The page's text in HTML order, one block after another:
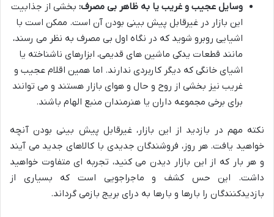
وسایل عجیب و غریب یا به ظاهر بی مصرف: بخشی از جذابیت
این بازار در غیرقابل پیش بینی بودن آن است. ممکن است با
اشیایی روبرو شوید که در نگاه اول بی مصرف به نظر می رسند،
مانند قطعات یدکی ماشین های قدیمی، ابزارهای ناشناخته یا
اشیای خانگی که دیگر کاربردی ندارند. اما همین اقلام عجیب و
غریب نیز بخشی از روح و حال و هوای بازار هستند و می توانند
برای برخی مجموعه داران یا هنرمندان منبع الهام باشند.
نکته مهم در بازدید از این بازار، غیرقابل پیش بینی بودن آنچه
خواهید یافت. هر روز، فروشندگان جدیدی با کالاهای جدید می آیند
و هر بار که از این بازار دیدن می کنید، تجربه ای متفاوت خواهید
داشت. این حس کشف و ماجراجویی است که بسیاری از
بازدیدکنندگان را بارها و بارها به درای بریج بازمی گرداند.